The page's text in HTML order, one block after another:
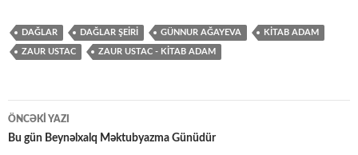
DAĞLAR DAĞLAR ŞEİRİ GÜNNUR AĞAYEVA KITAB ADAM
ZAUR USTAC ZAUR USTAC - KITAB ADAM
Yazılar
üzrə
ÖNCƏKI YAZI
Bu gün Beynəlxalq Məktubyazma Günüdür